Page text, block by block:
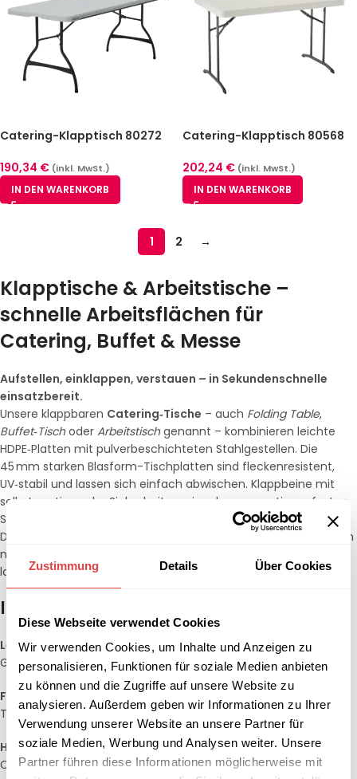
Zustimmung Details Über Cookies
Diese Webseite verwendet Cookies
Wir verwenden Cookies, um Inhalte und Anzeigen zu
personalisieren, Funktionen für soziale Medien anbieten
zu können und die Zugriffe auf unsere Website zu
analysieren. Außerdem geben wir Informationen zu Ihrer
Verwendung unserer Website an unsere Partner für
soziale Medien, Werbung und Analysen weiter. Unsere
Partner führen diese Informationen möglicherweise mit
Catering-Klapptisch 80272
190,34 € (inkl. MwSt.)
IN DEN WARENKORB
Catering-Klapptisch 80568
202,24 € (inkl. MwSt.)
IN DEN WARENKORB
1 2 →
Klapptische & Arbeitstische –
schnelle Arbeitsflächen für
Catering, Buffet & Messe
Aufstellen, einklappen, verstauen – in Sekundenschnelle
einsatzbereit.
Unsere klappbaren Catering‑Tische – auch Folding Table,
Buffet‑Tischoder Arbeitstischgenannt – kombinieren leichte
HDPE‑Platten mit pulverbeschichteten Stahlgestellen. Die
45 mm starken Blasform-Tischplatten sind fleckenresistent,
UV‑stabil und lassen sich einfach abwischen. Klappbeine mit
selbstarretierender Sicherheitsverriegelung garantieren festen
Stand bei Tragkräften von bis zu 200 kg (gleichmäßig verteilt).
Dank Tragegriff und Faltmaß von nur 9 cm passen die Tische in
nahezu jedes Catering‑Fahrzeug und lassen sich stapelweise
lagern.
Ihre Vorteile auf einen Blick
Leicht & mobil– HDPE‑Platte + Stahlgestell, Gewicht je nach
Größe nur 12–18 kg
Flaches Packmaß
– in der Mitte klappbar, 9 cm hoch, inkl.
Tragegriff
Hohe Tragkraft– bis 200 kg gleichmäßig verteilt, ideal für
Chafing‑Dishes & Küchengeräte